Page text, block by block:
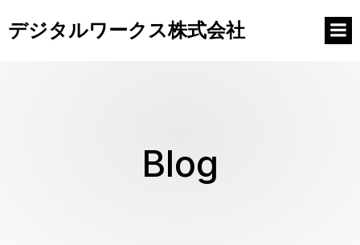
デジタルワークス株式会社
Blog